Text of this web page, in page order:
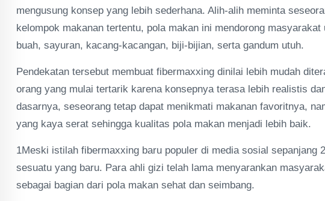
mengusung konsep yang lebih sederhana. Alih-alih meminta
kelompok makanan tertentu, pola makan ini mendorong
buah, sayuran, kacang-kacangan, biji-bijian, serta gandum utuh.
Pendekatan tersebut membuat fibermaxxing dinilai lebih mudah
orang yang mulai tertarik karena konsepnya terasa lebih realistis
dasarnya, seseorang tetap dapat menikmati makanan favoritnya,
yang kaya serat sehingga kualitas pola makan menjadi lebih baik.
1Meski istilah fibermaxxing baru populer di media sosial sepanjang
sesuatu yang baru. Para ahli gizi telah lama menyarankan
sebagai bagian dari pola makan sehat dan seimbang.